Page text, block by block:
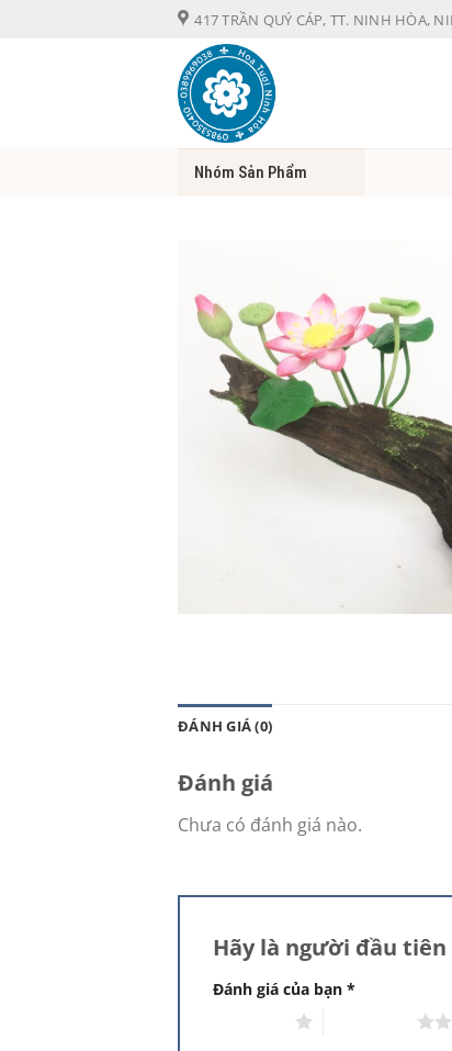
417 TRẦN QUÝ CÁP, TT. NINH HÒA,
Nhóm Sản Phẩm
ĐÁNH GIÁ (0)
Đánh giá
Chưa có đánh giá nào.
Hãy là người đầu tiên
Đánh giá của bạn *